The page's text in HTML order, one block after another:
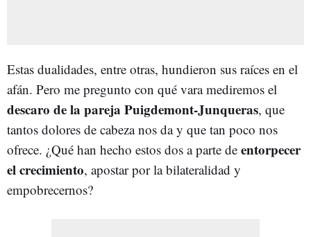
Estas dualidades, entre otras, hundieron sus raíces en el
afán. Pero me pregunto con qué vara mediremos el
descaro de la pareja Puigdemont-Junqueras, que
tantos dolores de cabeza nos da y que tan poco nos
ofrece. ¿Qué han hecho estos dos a parte de entorpecer
el crecimiento, apostar por la bilateralidad y
empobrecernos?